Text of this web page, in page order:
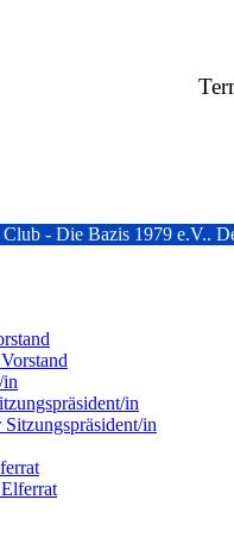
- Die Bazis 1979 e.V..
in
in
Sitzungspräsident/in